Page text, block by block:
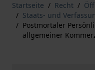
Startseite / Recht /
/ Staats- und
/ Postmortaler
allgemeiner